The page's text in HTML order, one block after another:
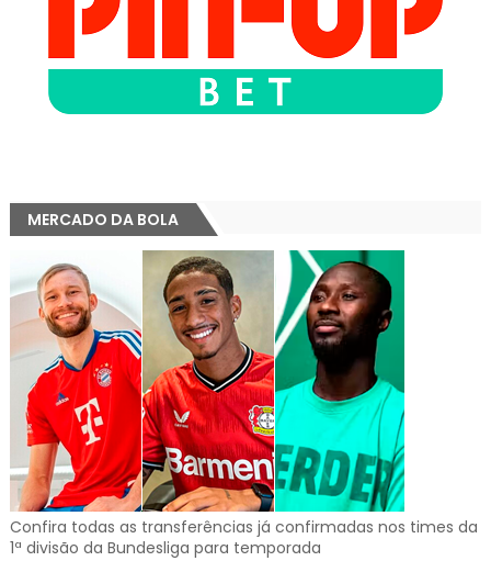
MERCADO DA BOLA
Confira todas as transferências já confirmadas nos times da
1ª divisão da Bundesliga para temporada